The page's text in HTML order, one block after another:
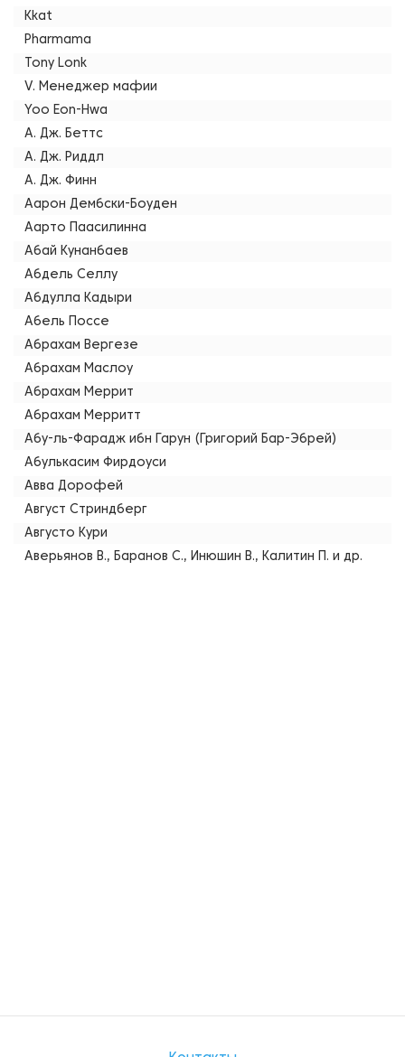
Kkat
Pharmama
Tony Lonk
V. Менеджер мафии
Yoo Eon-Hwa
А. Дж. Беттс
А. Дж. Риддл
А. Дж. Финн
Аарон Дембски-Боуден
Аарто Паасилинна
Абай Кунанбаев
Абдель Селлу
Абдулла Кадыри
Абель Поссе
Абрахам Вергезе
Абрахам Маслоу
Абрахам Меррит
Абрахам Мерритт
Абу-ль-Фарадж ибн Гарун (Григорий Бар-Эбрей)
Абулькасим Фирдоуси
Авва Дорофей
Август Стриндберг
Августо Кури
Аверьянов В., Баранов С., Инюшин В., Калитин П. и др.